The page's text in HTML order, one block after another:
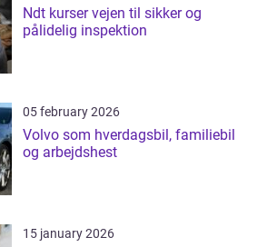
Ndt kurser vejen til sikker og
pålidelig inspektion
05 february 2026
Volvo som hverdagsbil, familiebil
og arbejdshest
15 january 2026